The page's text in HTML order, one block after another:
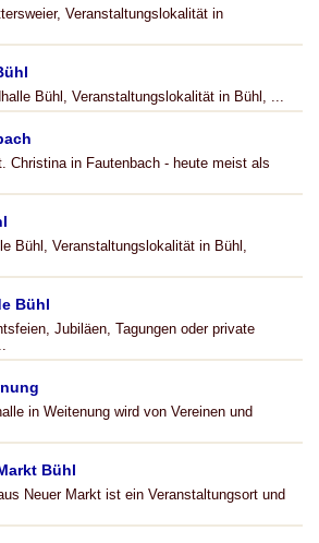
Veranstaltungslokalität in
Bühl, Veranstaltungslokalität in Bühl, ...
Christina in Fautenbach - heute meist als
Bühl, Veranstaltungslokalität in Bühl,
Bühl
Jubiläen, Tagungen oder private
in Weitenung wird von Vereinen und
Bühl
Neuer Markt ist ein Veranstaltungsort und